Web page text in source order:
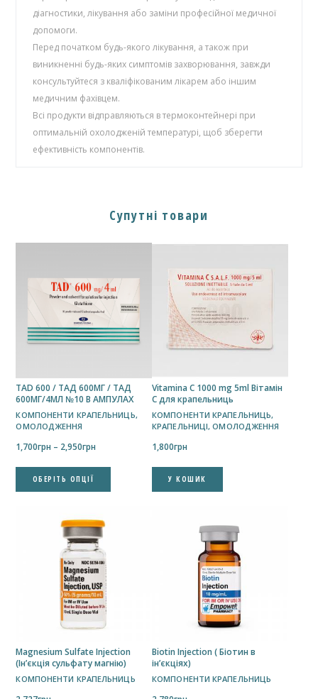
діагностики, лікування або заміни професійної медичної
допомоги.
Перед початком будь-якого лікування, а також при
виникненні будь-яких симптомів захворювання, завжди
консультуйтеся з кваліфікованим лікарем або іншим
медичним фахівцем.
Всі продукти відправляються в термоконтейнері при
оптимальній охолодженій температурі, щоб зберегти
ефективність компонентів.
Супутні товари
TAD 600 / ТАД 600МГ / ТАД
600МГ/4МЛ №10 В АМПУЛАХ
КОМПОНЕНТИ КРАПЕЛЬНИЦЬ,
ОМОЛОДЖЕННЯ
1,700грн – 2,950грн
through
ОБЕРІТЬ ОПЦІЇ
Vitamina C 1000 mg 5ml Вітамін
С для крапельниць
КОМПОНЕНТИ КРАПЕЛЬНИЦЬ,
КРАПЕЛЬНИЦІ,ОМОЛОДЖЕННЯ
1,800грн
У КОШИК
Magnesium Sulfate Injection
(Ін’єкція сульфату магнію)
КОМПОНЕНТИ КРАПЕЛЬНИЦЬ
Biotin Injection ( Біотин в
ін’єкціях)
КОМПОНЕНТИ КРАПЕЛЬНИЦЬ